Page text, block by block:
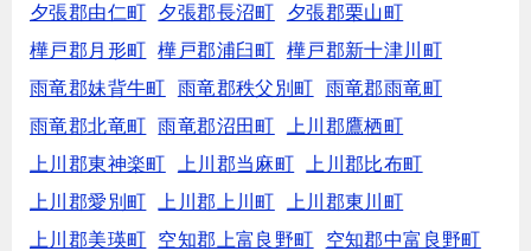
夕張郡由仁町
夕張郡長沼町
夕張郡栗山町
樺戸郡月形町
樺戸郡浦臼町
樺戸郡新十津川町
雨竜郡妹背牛町
雨竜郡秩父別町
雨竜郡雨竜町
雨竜郡北竜町
雨竜郡沼田町
上川郡鷹栖町
上川郡東神楽町
上川郡当麻町
上川郡比布町
上川郡愛別町
上川郡上川町
上川郡東川町
上川郡美瑛町
空知郡上富良野町
空知郡中富良野町